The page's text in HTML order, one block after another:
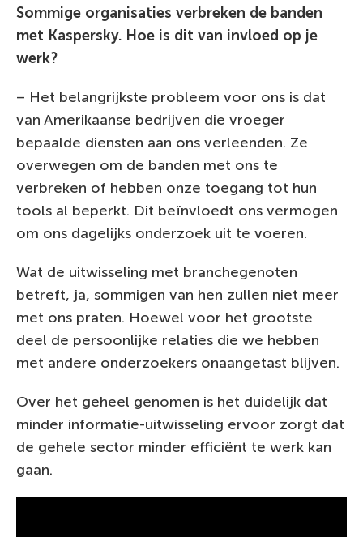
Sommige organisaties verbreken de banden
met Kaspersky. Hoe is dit van invloed op je
werk?
– Het belangrijkste probleem voor ons is dat
van Amerikaanse bedrijven die vroeger
bepaalde diensten aan ons verleenden. Ze
overwegen om de banden met ons te
verbreken of hebben onze toegang tot hun
tools al beperkt. Dit beïnvloedt ons vermogen
om ons dagelijks onderzoek uit te voeren.
Wat de uitwisseling met branchegenoten
betreft, ja, sommigen van hen zullen niet meer
met ons praten. Hoewel voor het grootste
deel de persoonlijke relaties die we hebben
met andere onderzoekers onaangetast blijven.
Over het geheel genomen is het duidelijk dat
minder informatie-uitwisseling ervoor zorgt dat
de gehele sector minder efficiënt te werk kan
gaan.